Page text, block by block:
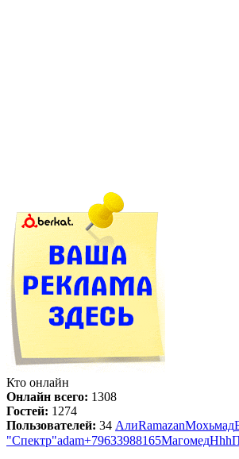
Кто онлайн
Онлайн всего: 1308
Гостей: 1274
Пользователей: 34 АлиRamazanМохьмад
"Спектр"adam+79633988165МагомедHhh